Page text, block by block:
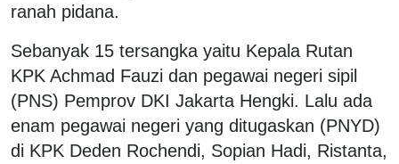
ranah pidana.
Sebanyak 15 tersangka yaitu Kepala Rutan
KPK Achmad Fauzi dan pegawai negeri sipil
(PNS) Pemprov DKI Jakarta Hengki. Lalu ada
enam pegawai negeri yang ditugaskan (PNYD)
di KPK Deden Rochendi, Sopian Hadi, Ristanta,